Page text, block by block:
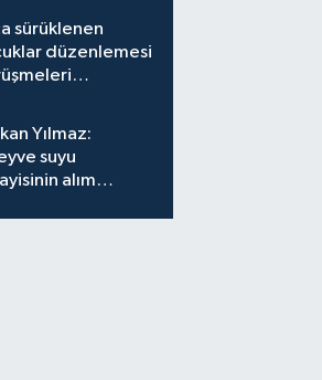
sürüklenen
düzenlemesi
Yılmaz:
suyu
alım